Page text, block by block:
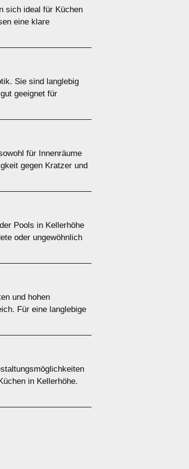
sich ideal für Küchen
eine klare
Sie sind langlebig
geeignet für
für Innenräume
gegen Kratzer und
Pools in Kellerhöhe
oder ungewöhnlich
und hohen
Für eine langlebige
in Kellerhöhe.